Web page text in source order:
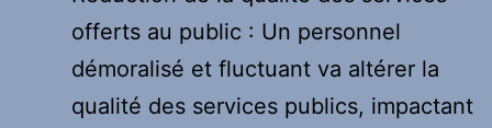
offerts au public : Un personnel
démoralisé et fluctuant va altérer la
qualité des services publics, impactant